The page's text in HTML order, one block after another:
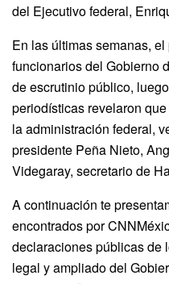
del Ejecutivo federal,
En las últimas semanas,
funcionarios del Gobierno
de escrutinio público,
periodísticas revelaron
la administración federal,
presidente Peña Nieto,
Videgaray, secretario de
A continuación te
encontrados por
declaraciones públicas de
legal y ampliado del